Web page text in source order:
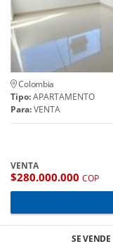
Colombia
Tipo:APARTAMENTO
Para:VENTA
VENTA
$280.000.000 COP
SE